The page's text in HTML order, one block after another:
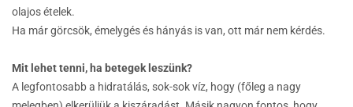
olajos ételek.
Ha már görcsök, émelygés és hányás is van, ott már nem kérdés.
Mit lehet tenni, ha betegek leszünk?
A legfontosabb a hidratálás, sok-sok víz, hogy (főleg a nagy